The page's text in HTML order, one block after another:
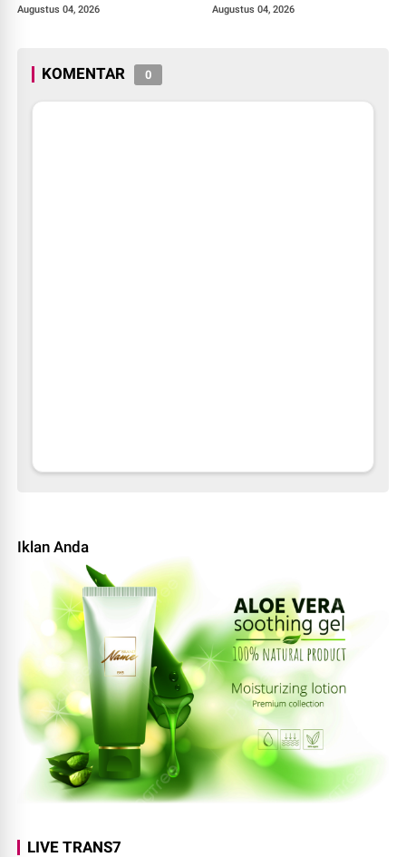
Sosialisasi Layanan Polisi
Augustus 04, 2026
Bencana 2026
Augustus 04, 2026
KOMENTAR 0
Iklan Anda
LIVE TRANS7